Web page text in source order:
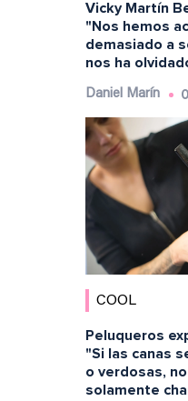
Vicky Martín
"Nos hemos
demasiado a
nos ha
Daniel Marín
COOL
Peluqueros
"Si las canas
o verdosas,
solamente